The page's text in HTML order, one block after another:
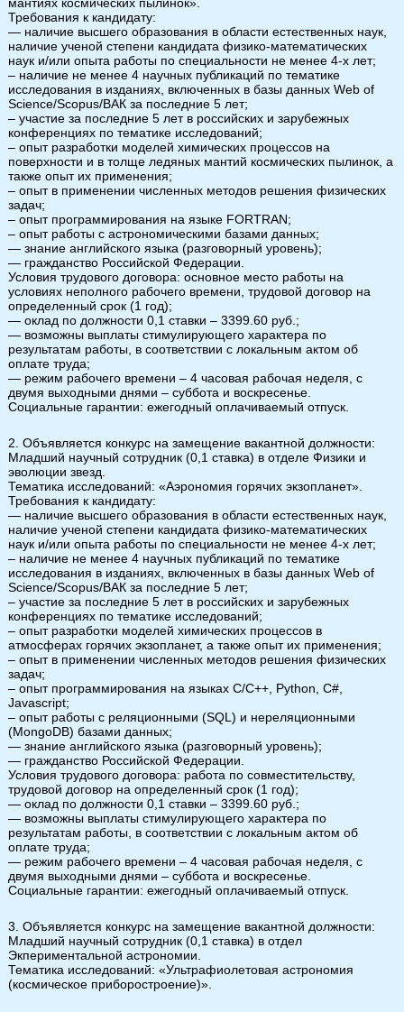
Требования к кандидату:
— наличие высшего образования в области естественных наук,
наличие ученой степени кандидата физико-математических
наук и/или опыта работы по специальности не менее 4-х лет;
– наличие не менее 4 научных публикаций по тематике
исследования в изданиях, включенных в базы данных Web of
Science/Scopus/ВАК за последние 5 лет;
– участие за последние 5 лет в российских и зарубежных
конференциях по тематике исследований;
– опыт разработки моделей химических процессов на
поверхности и в толще ледяных мантий космических пылинок, а
также опыт их применения;
– опыт в применении численных методов решения физических
задач;
– опыт программирования на языке FORTRAN;
– опыт работы с астрономическими базами данных;
— знание английского языка (разговорный уровень);
— гражданство Российской Федерации.
Условия трудового договора: основное место работы на
условиях неполного рабочего времени, трудовой договор на
определенный срок (1 год);
— оклад по должности 0,1 ставки – 3399.60 руб.;
— возможны выплаты стимулирующего характера по
результатам работы, в соответствии с локальным актом об
оплате труда;
— режим рабочего времени – 4 часовая рабочая неделя, с
двумя выходными днями – суббота и воскресенье.
Социальные гарантии: ежегодный оплачиваемый отпуск.
2. Объявляется конкурс на замещение вакантной должности:
Младший научный сотрудник (0,1 ставка) в отделе Физики и
эволюции звезд.
Тематика исследований: «Аэрономия горячих экзопланет».
Требования к кандидату:
— наличие высшего образования в области естественных наук,
наличие ученой степени кандидата физико-математических
наук и/или опыта работы по специальности не менее 4-х лет;
– наличие не менее 4 научных публикаций по тематике
исследования в изданиях, включенных в базы данных Web of
Science/Scopus/ВАК за последние 5 лет;
– участие за последние 5 лет в российских и зарубежных
конференциях по тематике исследований;
– опыт разработки моделей химических процессов в
атмосферах горячих экзопланет, а также опыт их применения;
– опыт в применении численных методов решения физических
задач;
– опыт программирования на языках C/C++, Python, C#,
Javascript;
– опыт работы с реляционными (SQL) и нереляционными
(MongoDB) базами данных;
— знание английского языка (разговорный уровень);
— гражданство Российской Федерации.
Условия трудового договора: работа по совместительству,
трудовой договор на определенный срок (1 год);
— оклад по должности 0,1 ставки – 3399.60 руб.;
— возможны выплаты стимулирующего характера по
результатам работы, в соответствии с локальным актом об
оплате труда;
— режим рабочего времени – 4 часовая рабочая неделя, с
двумя выходными днями – суббота и воскресенье.
Социальные гарантии: ежегодный оплачиваемый отпуск.
3. Объявляется конкурс на замещение вакантной должности:
Младший научный сотрудник (0,1 ставка) в отдел
Экпериментальной астрономии.
Тематика исследований: «Ультрафиолетовая астрономия
(космическое приборостроение)».